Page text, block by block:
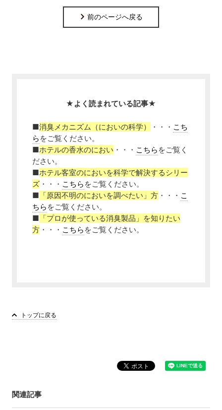
前のページへ戻る
★よく読まれている記事★
■消臭メカニズム（においの科学） ・・・ こち
ら をご覧ください。
■ホテルの香水のにおい ・・・ こちら をご覧く
ださい。
■ホテル客室のにおいを科学で解決するシリー
ズ ・・・ こちら をご覧ください。
■ 「原因不明のにおいを調べたい」方 ・・・ こ
ちら をご覧ください。
■ 「プロが使っている消臭製品」を知りたい
方 ・・・ こちら をご覧ください。
トップに戻る
関連記事